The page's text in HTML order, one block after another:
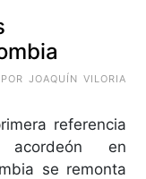
JOAQUÍN VILORIA
referencia
en
se remonta